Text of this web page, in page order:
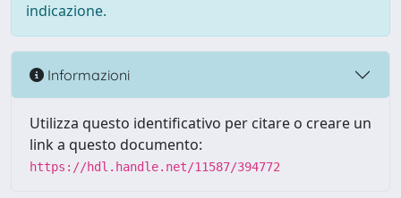
indicazione.
Informazioni
Utilizza questo identificativo per citare o creare un
link a questo documento:
https://hdl.handle.net/11587/394772